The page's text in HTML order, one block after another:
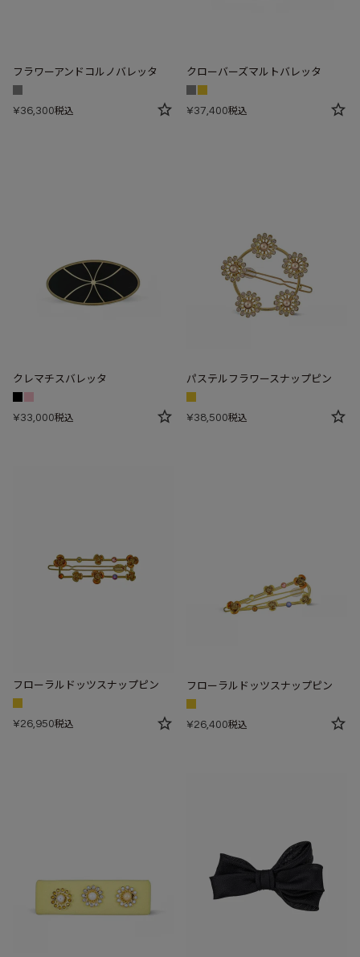
フラワーアンドコルノバレッタ
¥36,300税込
クローバーズマルトバレッタ
¥37,400税込
クレマチスバレッタ
¥33,000税込
パステルフラワースナップピン
¥38,500税込
フローラルドッツスナップピン
¥26,950税込
フローラルドッツスナップピン
¥26,400税込